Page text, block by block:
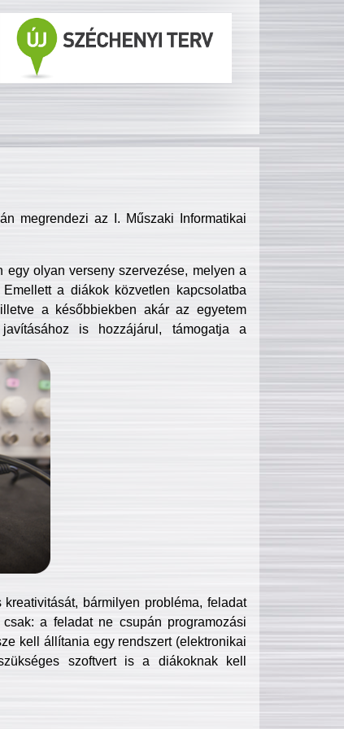
megrendezi az I. Műszaki Informatikai
egy olyan verseny szervezése, melyen a
a diákok közvetlen kapcsolatba
a későbbiekben akár az egyetem
is hozzájárul, támogatja a
bármilyen probléma, feladat
a feladat ne csupán programozási
kell állítania egy rendszert (elektronikai
szoftvert is a diákoknak kell